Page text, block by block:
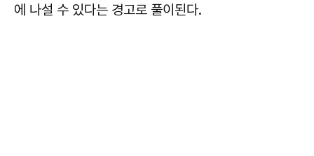
에 나설 수 있다는 경고로 풀이된다.